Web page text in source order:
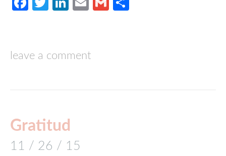
leave a comment
Gratitud
11 / 26 / 15